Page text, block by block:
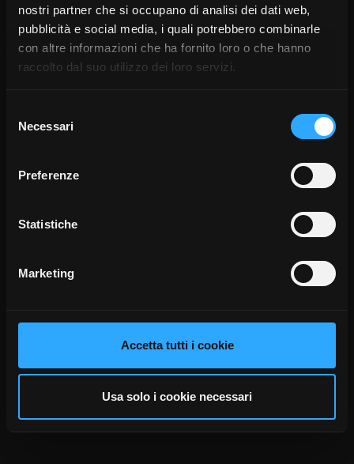
nostri partner che si occupano di analisi dei dati web,
pubblicità e social media, i quali potrebbero combinarle
con altre informazioni che ha fornito loro o che hanno
raccolto dal suo utilizzo dei loro servizi.
delNecessari
Preferenze
Statistiche
Marketing
Accetta tutti i cookie
Usa solo i cookie necessari
In questa pagina trovate i recapiti degli interpreti di euro
communication domiciliati a Roma. Soprattutto per le
richieste urgenti suggeriamo di contattarci individualmente
e non via modulo. Cliccando sul nome dell´interprete si
Roma
Telefono
brigitte.stanglmeier@eurocommunication.com
torna all'inizio